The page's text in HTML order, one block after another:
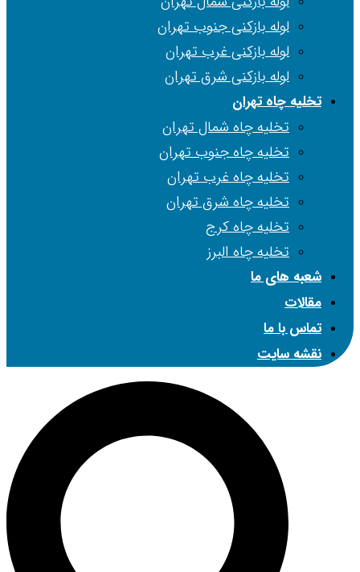
لوله بازکنی جنوب تهران
لوله بازکنی غرب تهران
لوله بازکنی شرق تهران
تخلیه چاه تهران
تخلیه چاه شمال تهران
تخلیه چاه جنوب تهران
تخلیه چاه غرب تهران
تخلیه چاه شرق تهران
تخلیه چاه کرج
تخلیه چاه البرز
شعبه های ما
مقالات
تماس با ما
نقشه سایت